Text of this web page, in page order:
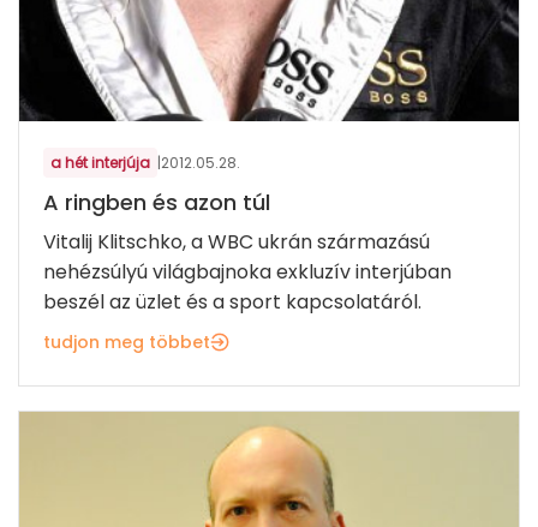
a hét interjúja |2012.05.28.
A ringben és azon túl
Vitalij Klitschko, a WBC ukrán származású
nehézsúlyú világbajnoka exkluzív interjúban
beszél az üzlet és a sport kapcsolatáról.
tudjon meg többet